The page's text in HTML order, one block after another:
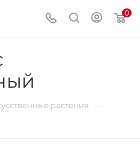
0
растения —